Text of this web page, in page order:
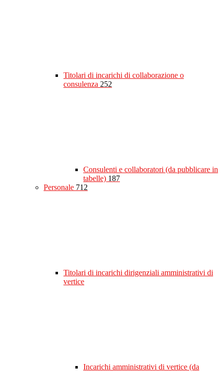
Titolari di incarichi di collaborazione o
consulenza 252
Consulenti e collaboratori (da pubblicare in
tabelle) 187
Personale 712
Titolari di incarichi dirigenziali amministrativi di
vertice
Incarichi amministrativi di vertice (da